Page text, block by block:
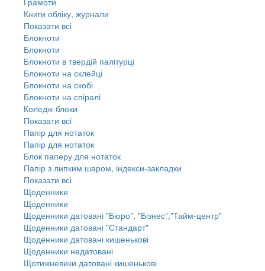
Книги обліку, журнали
Показати всі
Блокноти
Блокноти
Блокноти в твердій палітурці
Блокноти на склейці
Блокноти на скобі
Блокноти на спіралі
Коледж-блоки
Показати всі
Папір для нотаток
Папір для нотаток
Блок паперу для нотаток
Папір з липким шаром, індекси-закладки
Показати всі
Щоденники
Щоденники
Щоденники датовані "Бюро", "Бізнес","Тайм-центр"
Щоденники датовані "Стандарт"
Щоденники датовані кишенькові
Щоденники недатовані
Щотижневики датовані кишенькові